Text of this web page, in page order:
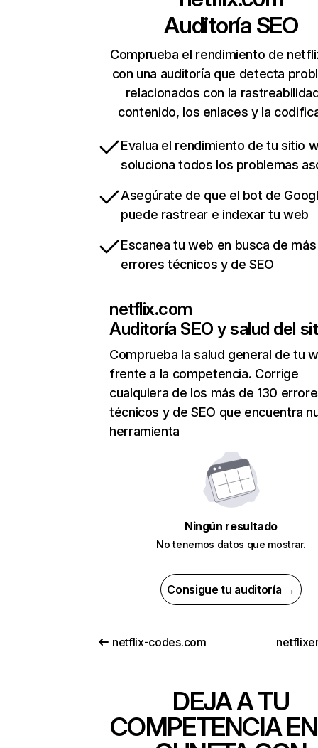
Auditoría SEO
Comprueba el rendimiento de
con una auditoría que detecta
relacionados con la
contenido, los enlaces y la
Evalua el rendimiento de tu sitio
soluciona todos los problemas
Asegúrate de que el bot de
puede rastrear e indexar tu web
Escanea tu web en busca de
errores técnicos y de SEO
netflix.com
Auditoría SEO y salud del
Comprueba la salud general de tu
frente a la competencia. Corrige
cualquiera de los más de 130
técnicos y de SEO que encuentra
herramienta
Ningún resultado
No tenemos datos que mostrar.
Consigue tu auditoría →
netflix-codes.com
DEJA A TU
COMPETENCIA